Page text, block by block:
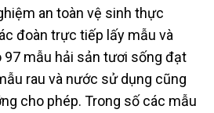
an toàn vệ sinh thực
đoàn trực tiếp lấy mẫu và
97 mẫu hải sản tươi sống đạt
rau và nước sử dụng cũng
cho phép. Trong số các mẫu